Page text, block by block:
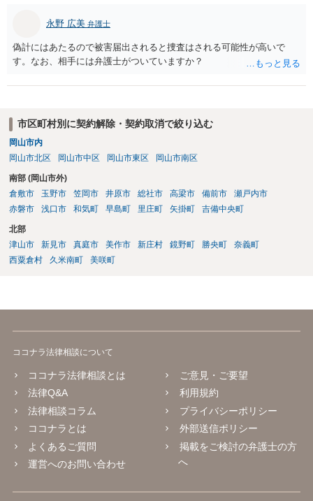
永野 広美 弁護士
偽計にはあたるので被害届出されると捜査はされる可能性が高いで
す。なお、相手には弁護士がついていますか？
市区町村別に契約解除・契約取消で絞り込む
岡山市内
岡山市北区
岡山市中区 岡山市東区 岡山市南区
南部 (岡山市外)
倉敷市
玉野市 笠岡市 井原市 総社市 高梁市 備前市
瀬戸内市
赤磐市
浅口市 和気町 早島町 里庄町 矢掛町 吉備中央町
北部
津山市
新見市 真庭市 美作市 新庄村 鏡野町 勝央町
奈義町
西粟倉村
久米南町 美咲町
ココナラ法律相談について
ココナラ法律相談とは
法律Q&A
法律相談コラム
ココナラとは
よくあるご質問
運営へのお問い合わせ
ご意見・ご要望
利用規約
プライバシーポリシー
外部送信ポリシー
掲載をご検討の弁護士の方
へ